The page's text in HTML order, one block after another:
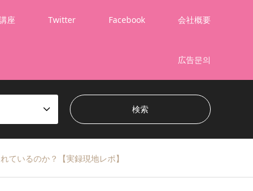
座 Twitter Facebook 会社概要
広告문의
ているのか？【実録現地レポ】